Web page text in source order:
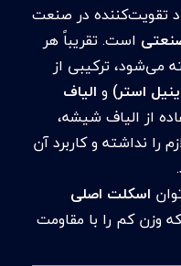
تقویت‌کننده در صنعت
است. تقریباً هر
می‌شود، ترکیبی از
استر) و الیاف
از الیاف شیشه،
را نداشته و کاربرد آن
اسکلت اصلی
وزن کم را با مقاومت